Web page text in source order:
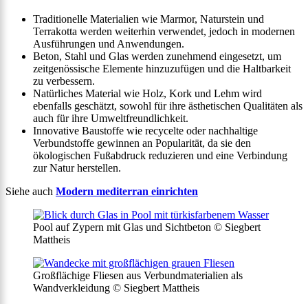
Traditionelle Materialien wie Marmor, Naturstein und
Terrakotta werden weiterhin verwendet, jedoch in modernen
Ausführungen und Anwendungen.
Beton, Stahl und Glas werden zunehmend eingesetzt, um
zeitgenössische Elemente hinzuzufügen und die Haltbarkeit
zu verbessern.
Natürliches Material wie Holz, Kork und Lehm wird
ebenfalls geschätzt, sowohl für ihre ästhetischen Qualitäten als
auch für ihre Umweltfreundlichkeit.
Innovative Baustoffe wie recycelte oder nachhaltige
Verbundstoffe gewinnen an Popularität, da sie den
ökologischen Fußabdruck reduzieren und eine Verbindung
zur Natur herstellen.
Siehe auch Modern mediterran einrichten
Pool auf Zypern mit Glas und Sichtbeton © Siegbert
Mattheis
Großflächige Fliesen aus Verbundmaterialien als
Wandverkleidung © Siegbert Mattheis